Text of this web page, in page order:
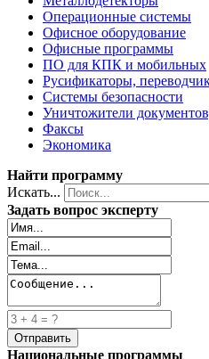
Операционные системы
Офисное оборудование
Офисные программы
ПО для КПК и мобильных
Русификаторы,
Системы безопасности
Уничтожители
Факсы
Экономика
Найти программу
Искать...
Задать вопрос эксперту
Национальные программы